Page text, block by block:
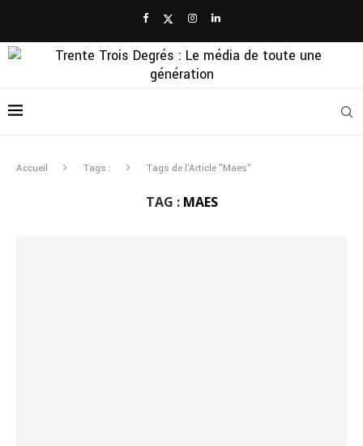
Accueil Tags : Tags de l'Article "Maes"
TAG : MAES